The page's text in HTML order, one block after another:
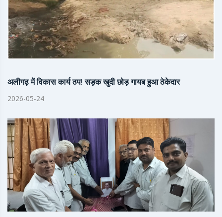
अलीगढ़ में विकास कार्य ठप! सड़क खुदी छोड़ गायब हुआ ठेकेदार
2026-05-24